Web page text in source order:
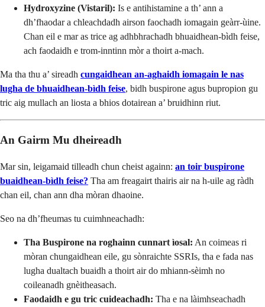
Hydroxyzine (Vistaril): Is e antihistamine a th’ ann a
dh’fhaodar a chleachdadh airson faochadh iomagain geàrr-ùine.
Chan eil e mar as trice ag adhbhrachadh bhuaidhean-bìdh feise,
ach faodaidh e trom-inntinn mòr a thoirt a-mach.
Ma tha thu a’ sireadh cungaidhean an-aghaidh iomagain le nas
lugha de bhuaidhean-bìdh feise, bidh buspirone agus bupropion gu
tric aig mullach an liosta a bhios dotairean a’ bruidhinn riut.
An Gairm Mu dheireadh
Mar sin, leigamaid tilleadh chun cheist againn: an toir buspirone
buaidhean-bìdh feise? Tha am freagairt thairis air na h-uile ag ràdh
chan eil, chan ann dha mòran dhaoine.
Seo na dh’fheumas tu cuimhneachadh:
Tha Buspirone na roghainn cunnart ìosal: An coimeas ri
mòran chungaidhean eile, gu sònraichte SSRIs, tha e fada nas
lugha dualtach buaidh a thoirt air do mhiann-sèimh no
coileanadh gnèitheasach.
Faodaidh e gu tric cuideachadh: Tha e na làimhseachadh